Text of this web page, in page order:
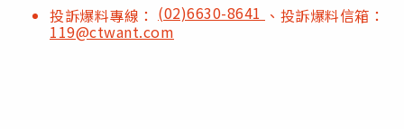
投訴爆料專線： (02)6630-8641 、投訴爆料信箱：
119@ctwant.com